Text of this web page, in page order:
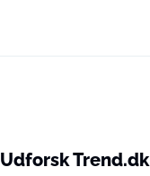
Udforsk Trend.dk